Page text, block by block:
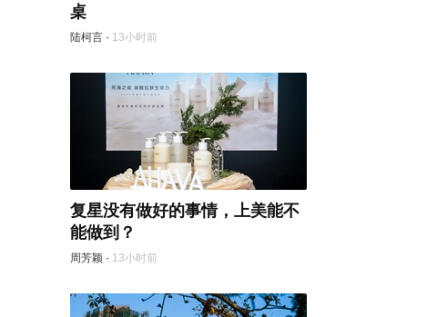
桌
陆柯言 · 13小时前
复星没有做好的事情，上美能不
能做到？
周芳颖 · 13小时前